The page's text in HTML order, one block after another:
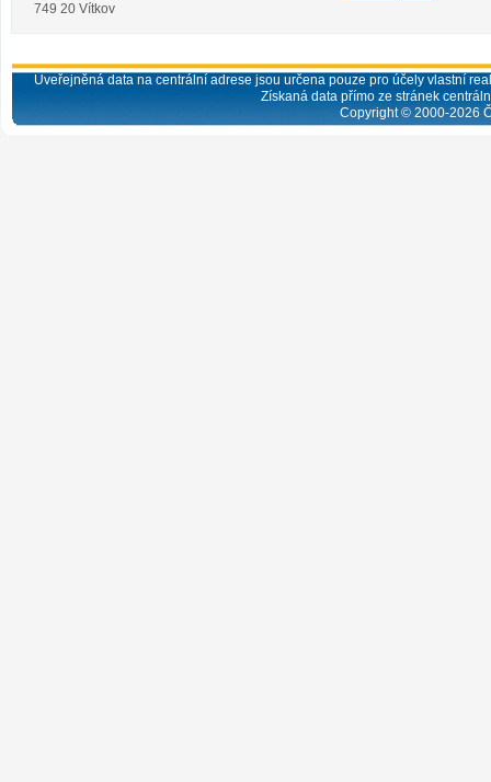
749 20 Vítkov
Uveřejněná data na centrální adrese jsou určena pouze pro účely vlastní
Získaná data přímo ze stránek
Copyright © 2000-2026